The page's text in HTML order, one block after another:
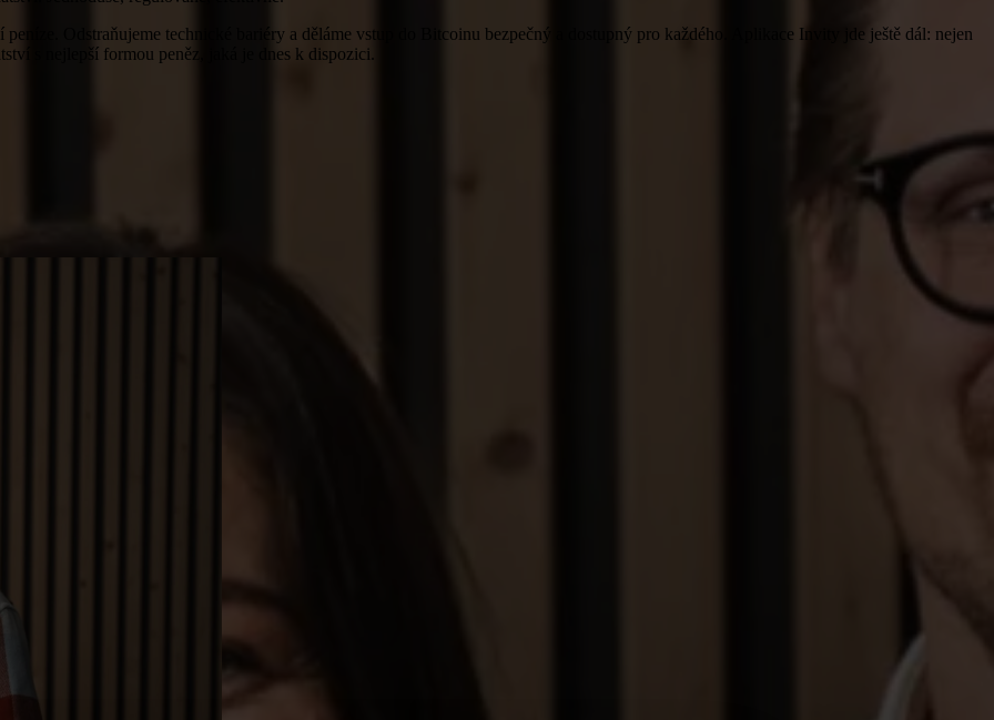
Odstraňujeme technické bariéry a děláme vstup do Bitcoinu bezpečný a dostupný pro každého. Aplikace Invity jde ještě dál: nejen
s nejlepší formou peněz, jaká je dnes k dispozici.